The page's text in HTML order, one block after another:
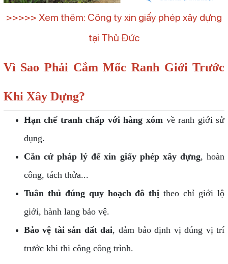
>>>>> Xem thêm: Công ty xin giấy phép xây dựng
tại Thủ Đức
Vì Sao Phải Cắm Mốc Ranh Giới Trước
Khi Xây Dựng?
Hạn chế tranh chấp với hàng xóm về ranh giới sử
dụng.
Căn cứ pháp lý để xin giấy phép xây dựng, hoàn
công, tách thửa...
Tuân thủ đúng quy hoạch đô thị theo chỉ giới lộ
giới, hành lang bảo vệ.
Bảo vệ tài sản đất đai, đảm bảo định vị đúng vị trí
trước khi thi công công trình.